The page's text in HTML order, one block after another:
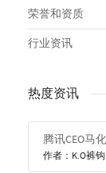
荣誉和资质
行业资讯
热度资讯
作者：K.O裤钩